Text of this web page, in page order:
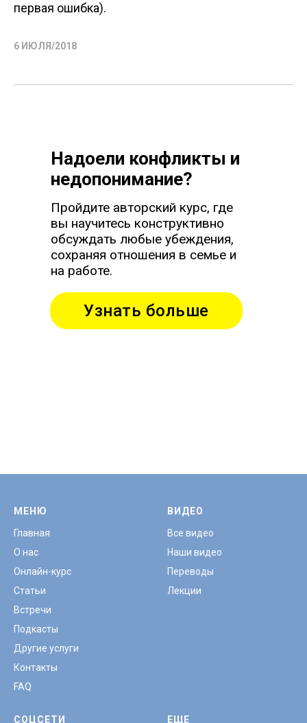
первая ошибка).
6 ИЮЛЯ/2018
Пройдите авторский курс, где
вы научитесь конструктивно
обсуждать любые убеждения,
сохраняя отношения в семье и
на работе.
Узнать больше
Надоели конфликты и
недопонимание?
МЕНЮ
Главная
О нас
Онлайн-курс
Статьи
Встречи
Подкасты
Другие услуги
Контакты
FAQ
ВИДЕО
Все видео
Наши видео
Переводы
Лекции
СОЦСЕТИ ЕЩЕ